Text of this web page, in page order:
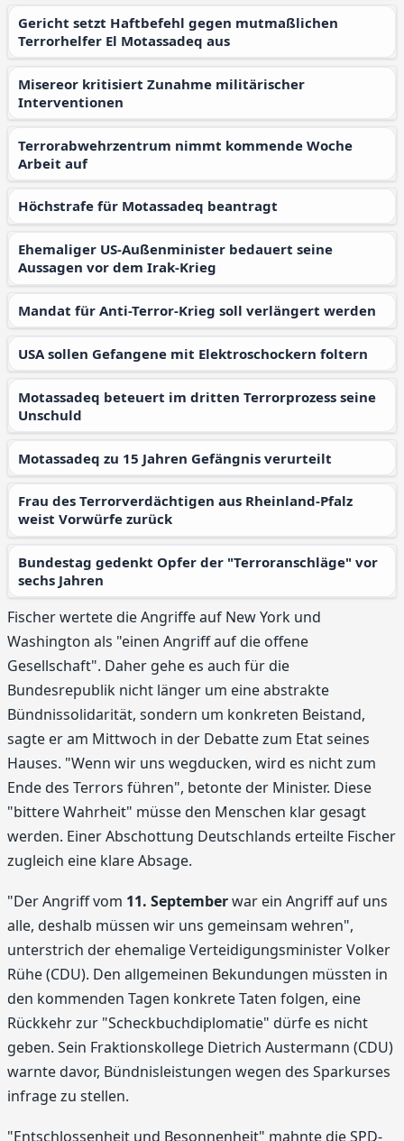
Gericht setzt Haftbefehl gegen mutmaßlichen
Terrorhelfer El Motassadeq aus
Misereor kritisiert Zunahme militärischer
Interventionen
Terrorabwehrzentrum nimmt kommende Woche
Arbeit auf
Höchstrafe für Motassadeq beantragt
Ehemaliger US-Außenminister bedauert seine
Aussagen vor dem Irak-Krieg
Mandat für Anti-Terror-Krieg soll verlängert werden
USA sollen Gefangene mit Elektroschockern foltern
Motassadeq beteuert im dritten Terrorprozess seine
Unschuld
Motassadeq zu 15 Jahren Gefängnis verurteilt
Frau des Terrorverdächtigen aus Rheinland-Pfalz
weist Vorwürfe zurück
Bundestag gedenkt Opfer der "Terroranschläge" vor
sechs Jahren
Fischer wertete die Angriffe auf New York und
Washington als "einen Angriff auf die offene
Gesellschaft". Daher gehe es auch für die
Bundesrepublik nicht länger um eine abstrakte
Bündnissolidarität, sondern um konkreten Beistand,
sagte er am Mittwoch in der Debatte zum Etat seines
Hauses. "Wenn wir uns wegducken, wird es nicht zum
Ende des Terrors führen", betonte der Minister. Diese
"bittere Wahrheit" müsse den Menschen klar gesagt
werden. Einer Abschottung Deutschlands erteilte Fischer
zugleich eine klare Absage.
"Der Angriff vom 11. Septemberwar ein Angriff auf uns
alle, deshalb müssen wir uns gemeinsam wehren",
unterstrich der ehemalige Verteidigungsminister Volker
Rühe (CDU). Den allgemeinen Bekundungen müssten in
den kommenden Tagen konkrete Taten folgen, eine
Rückkehr zur "Scheckbuchdiplomatie" dürfe es nicht
geben. Sein Fraktionskollege Dietrich Austermann (CDU)
warnte davor, Bündnisleistungen wegen des Sparkurses
infrage zu stellen.
"Entschlossenheit und Besonnenheit" mahnte die SPD-